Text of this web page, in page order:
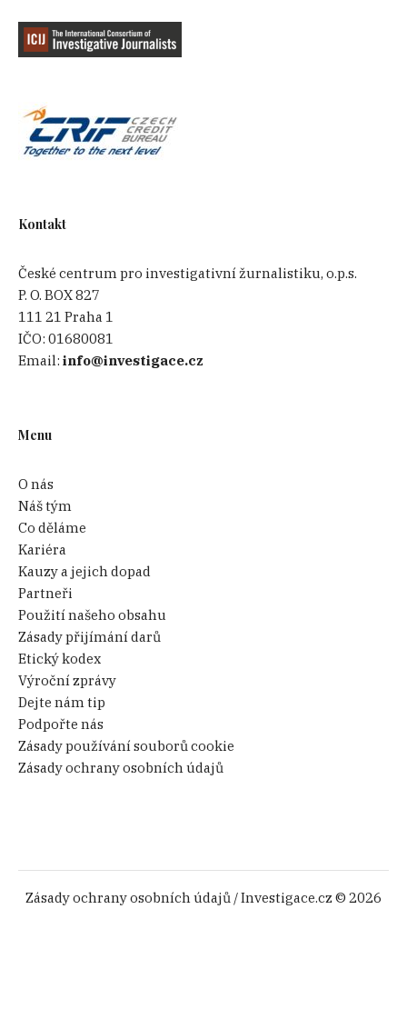
Kontakt
České centrum pro investigativní žurnalistiku, o.p.s.
P. O. BOX 827
111 21 Praha 1
IČO:01680081
Email:info@investigace.cz
Menu
O nás
Náš tým
Co děláme
Kariéra
Kauzy a jejich dopad
Partneři
Použití našeho obsahu
Zásady přijímání darů
Etický kodex
Výroční zprávy
Dejte nám tip
Podpořte nás
Zásady používání souborů cookie
Zásady ochrany osobních údajů
Zásady ochrany osobních údajů / Investigace.cz © 2026